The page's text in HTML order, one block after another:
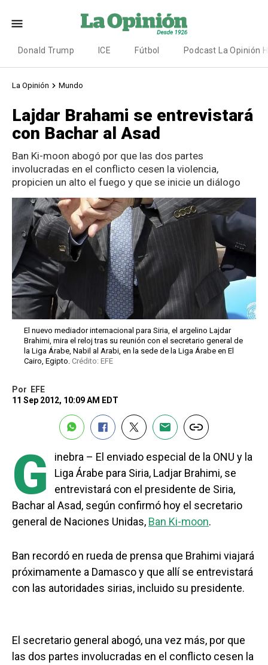
Donald Trump ICE Fútbol Podcast La Opinión
La Opinión Mundo
Lajdar Brahami se entrevistará
con Bachar al Asad
Ban Ki-moon abogó por que las dos partes
involucradas en el conflicto cesen la violencia,
propicien un alto el fuego y que se inicie un diálogo
El nuevo mediador internacional para Siria, el argelino Lajdar
Brahimi, mira el reloj tras su reunión con el secretario general de
la Liga Árabe, Nabil al Arabi, en la sede de la Liga Árabe en El
Cairo, Egipto. Crédito: EFE
Por
EFE
11 Sep 2012, 10:09 AM EDT
G
inebra – El enviado especial de la ONU y la
Liga Árabe para Siria, Ladjar Brahimi, se
entrevistará con el presidente de Siria,
Bachar al Asad, según confirmó hoy el secretario
general de Naciones Unidas, Ban Ki-moon.
Ban recordó en rueda de prensa que Brahimi viajará
próximamente a Damasco y que allí se entrevistará
con las autoridades sirias, incluido su presidente.
El secretario general abogó, una vez más, por que
las dos partes involucradas en el conflicto cesen la